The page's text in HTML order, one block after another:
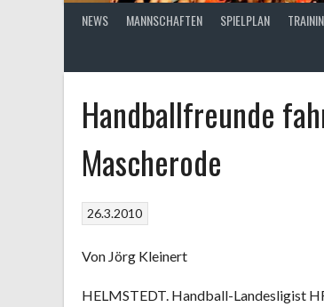
NEWS MANNSCHAFTEN SPIELPLAN
Handballfreunde
Mascherode
26.3.2010
Von Jörg Kleinert
HELMSTEDT. Handball-Landesligist